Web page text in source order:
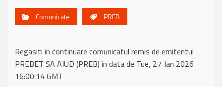
Comunicate PREB
Regasiti in continuare comunicatul remis de emitentul
PREBET SA AIUD (PREB) in data de Tue, 27 Jan 2026
16:00:14 GMT